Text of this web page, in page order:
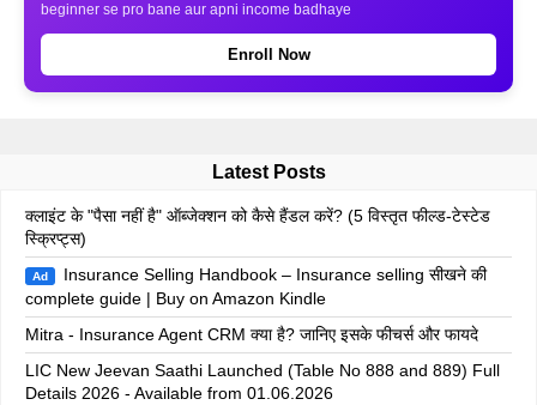
beginner se pro bane aur apni income badhaye
Enroll Now
Latest Posts
क्लाइंट के "पैसा नहीं है" ऑब्जेक्शन को कैसे हैंडल करें? (5 विस्तृत फील्ड-टेस्टेड
स्क्रिप्ट्स)
Ad
Insurance Selling Handbook – Insurance selling सीखने की
complete guide | Buy on Amazon Kindle
Mitra - Insurance Agent CRM क्या है? जानिए इसके फीचर्स और फायदे
LIC New Jeevan Saathi Launched (Table No 888 and 889) Full
Details 2026 - Available from 01.06.2026